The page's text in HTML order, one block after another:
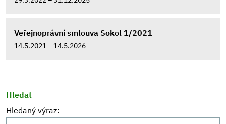
Veřejnoprávní smlouva Sokol 1/2021
14.5.2021 – 14.5.2026
Hledat
Hledaný výraz: